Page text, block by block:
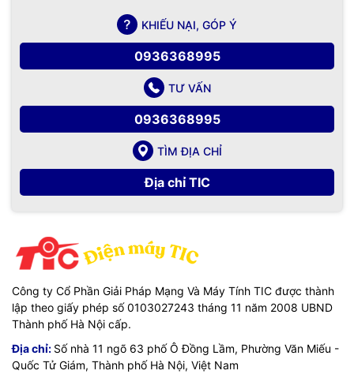
KHIẾU NẠI, GÓP Ý
0936368995
TƯ VẤN
0936368995
TÌM ĐỊA CHỈ
Địa chỉ TIC
Công ty Cổ Phần Giải Pháp Mạng Và Máy Tính TIC được thành
lập theo giấy phép số 0103027243 tháng 11 năm 2008 UBND
Thành phố Hà Nội cấp.
Địa chỉ: Số nhà 11 ngõ 63 phố Ô Đồng Lầm, Phường Văn Miếu -
Quốc Tử Giám, Thành phố Hà Nội, Việt Nam